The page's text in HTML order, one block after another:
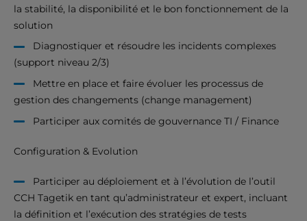
la stabilité, la disponibilité et le bon fonctionnement de la
solution
Diagnostiquer et résoudre les incidents complexes
(support niveau 2/3)
Mettre en place et faire évoluer les processus de
gestion des changements (change management)
Participer aux comités de gouvernance TI / Finance
Configuration & Evolution
Participer au déploiement et à l’évolution de l’outil
CCH Tagetik en tant qu’administrateur et expert, incluant
la définition et l’exécution des stratégies de tests